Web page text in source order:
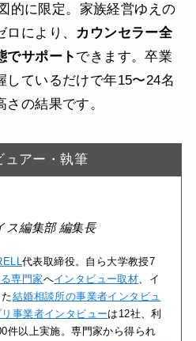
的に限定。家族経営ゆえの
により、 カウンセラー全
でサポート できます。卒業
しているだけで年15〜24名
の結果です。
ュアー・執筆
ス編集部 編集長
代表取締役。自ら大学教授7
専門家へインタビュー取材 、イ
結婚相談所の事業者インタビュ
事業者インタビューは12社、利
件以上実施。専門家から得られ